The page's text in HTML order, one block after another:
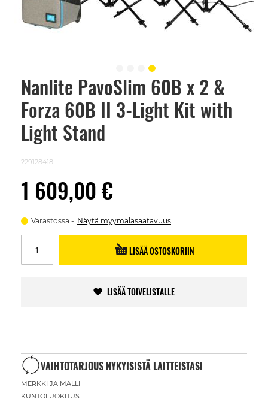
Nanlite PavoSlim 60B x 2 &
Forza 60B II 3-Light Kit with
Light Stand
229128418
1 609,00 €
Varastossa Näytä myymäläsaatavuus
LISÄÄ OSTOSKORIIN
LISÄÄ TOIVELISTALLE
VAIHTOTARJOUS NYKYISISTÄ LAITTEISTASI
MERKKI JA MALLI
KUNTOLUOKITUS
Skip
beginning
images